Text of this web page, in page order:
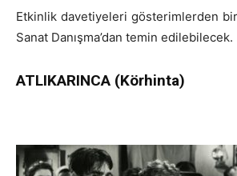
Etkinlik davetiyeleri gösterimlerden
Sanat Danışma’dan temin edilebilecek.
ATLIKARINCA (Körhinta)